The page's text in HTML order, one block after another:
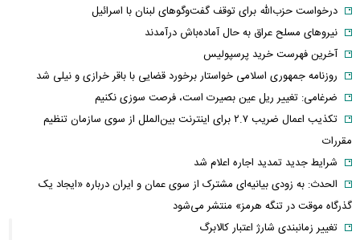
درخواست حزب‌الله برای توقف گفت‌وگوهای لبنان با اسرائیل
نیروهای مسلح عراق به حال آماده‌باش درآمدند
آخرین فهرست خرید پرسپولیس
روزنامه جمهوری اسلامی خواستار برخورد قضایی با باقر خرازی و نیلی شد
ضرغامی: تغییر ریل عین بصیرت است، فرصت سوزی نکنیم
تکذیب اعمال ضریب ۲.۷ برای اینترنت بین‌الملل از سوی سازمان تنظیم
مقررات
شرایط جدید تمدید اجاره اعلام شد
الحدث: به زودی بیانیه‌ای مشترک از سوی عمان و ایران درباره «ایجاد یک
گذرگاه موقت در تنگه هرمز» منتشر می‌شود
تغییر زمانبندی‌ شارژ اعتبار کالابرگ